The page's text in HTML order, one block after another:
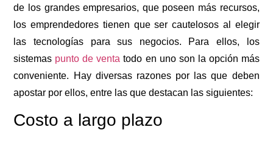
de los grandes empresarios, que poseen más recursos,
los emprendedores tienen que ser cautelosos al elegir
las tecnologías para sus negocios. Para ellos, los
sistemas punto de venta todo en uno son la opción más
conveniente. Hay diversas razones por las que deben
apostar por ellos, entre las que destacan las siguientes:
Costo a largo plazo